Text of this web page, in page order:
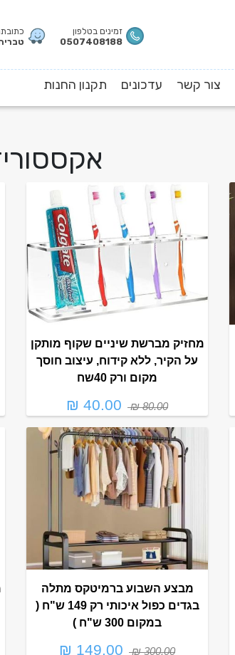
זמינים בטלפון
0507408188
צור קשר עדכונים תקנון החנות
מחזיק מברשת שיניים שקוף מותקן
על הקיר, ללא קידוח, עיצוב חוסך
מקום ורק 40שח
80.00 ₪
40.00 ₪
מבצע השבוע ברמיטקס מתלה
בגדים כפול איכותי רק 149 ש"ח (
במקום 300 ש"ח )
300.00 ₪
149.00 ₪